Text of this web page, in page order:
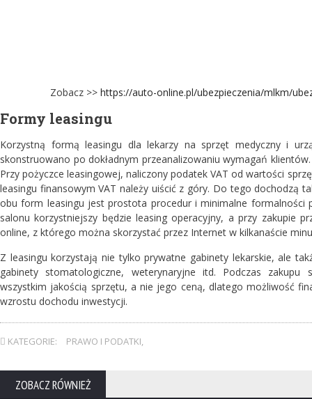
Zobacz >> https://auto-online.pl/ubezpieczenia/mlkm/
Formy leasingu
Korzystną formą leasingu dla lekarzy na sprzęt medyczny i
skonstruowano po dokładnym przeanalizowaniu wymagań
Przy pożyczce leasingowej, naliczony podatek VAT od wartości
leasingu finansowym VAT należy uiścić z góry. Do tego dochodzą
obu form leasingu jest prostota procedur i minimalne formalności
salonu korzystniejszy będzie leasing operacyjny, a przy zakupie
online, z którego można skorzystać przez Internet w kilkanaście
Z leasingu korzystają nie tylko prywatne gabinety lekarskie, ale
gabinety stomatologiczne, weterynaryjne itd. Podczas
wszystkim jakością sprzętu, a nie jego ceną, dlatego możliwość
wzrostu dochodu inwestycji.
KATEGORIE: PRAWO I PODATKI,
ZOBACZ RÓWNIEŻ